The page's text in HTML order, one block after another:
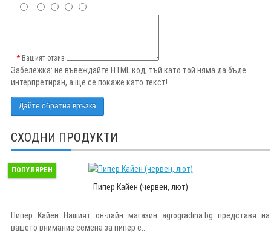
Вашият отзив
Забележка: не въвеждайте HTML код, тъй като той няма да бъде
интерпретиран, а ще се покаже като текст!
Дайте обратна връзка
СХОДНИ ПРОДУКТИ
ПОПУЛЯРЕН
Пипер Кайен (червен, лют)
Пипер Кайен Нашият он-лайн магазин agrogradina.bg представя на
вашето внимание семена за пипер с..